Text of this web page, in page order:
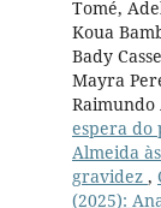
Tomé,
Koua
Bady
Mayra
Raimundo
espera do
Almeida
gravidez ,
(2025):